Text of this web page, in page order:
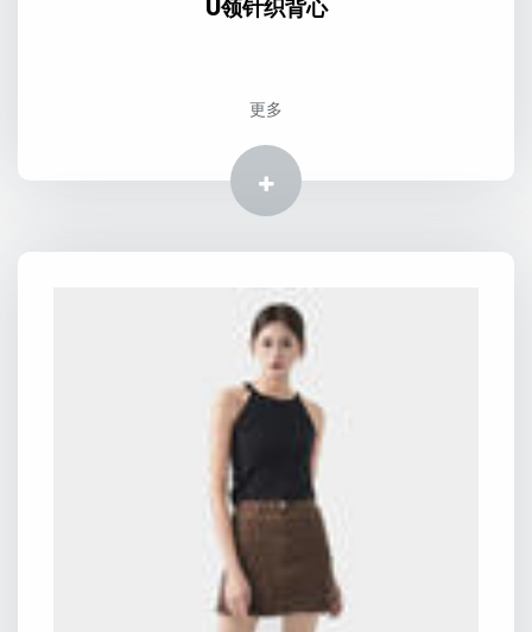
U领针织背心
更多
更多